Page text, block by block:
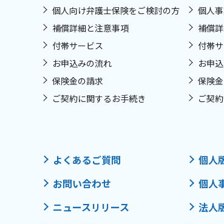
個人向け弁護士保険をご検討の方
補償詳細と注意事項
付帯サービス
お申込みの流れ
保険金の請求
ご契約に関するお手続き
個人
補償
付帯
お申
保険
ご契
よくあるご質問
お問い合わせ
ニュースリリース
個人
個人
法人